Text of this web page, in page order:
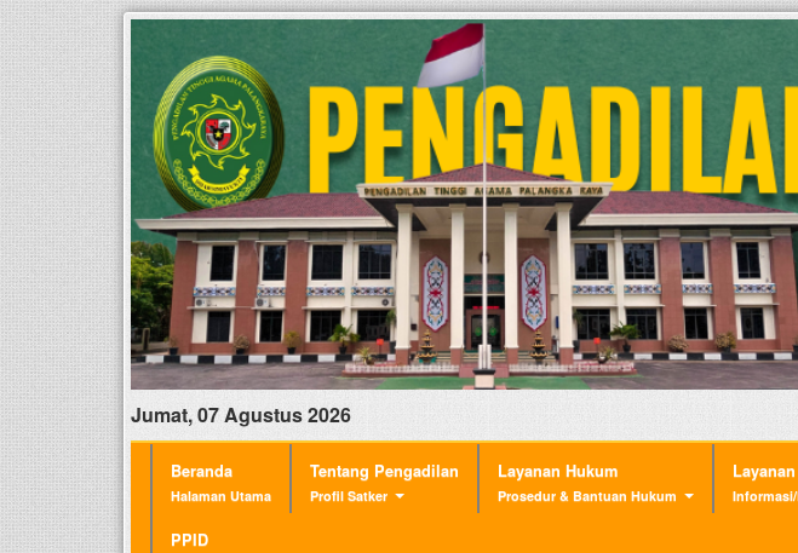
Jumat, 07 Agustus 2026
Beranda
Halaman Utama
Tentang Pengadilan
Profil Satker
Layanan Hukum
Prosedur & Bantuan Hukum
PPID